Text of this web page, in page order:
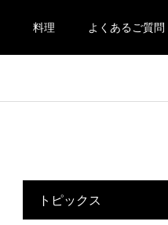
料理 よくあるご質問
トピックス